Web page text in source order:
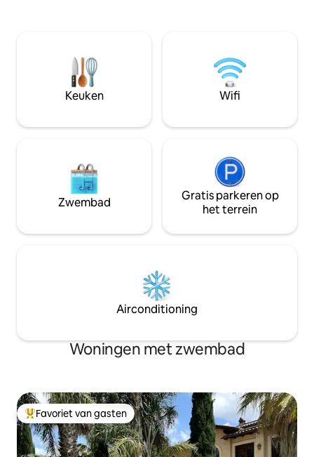
een smart-tv. Levendige buurt:
restaurants, winkels, diensten. Een
authentieke Romeinse ervaring, zelfs
binnen in de accommodatie!
comfort. Ontdek
restaurants en
voor de laatste
uitstapje naar
Keuken Wifi
Zwembad
Gratis parkeren op
het terrein
Airconditioning
Woningen met zwembad
Topfavoriet van gasten
Favoriet van gasten